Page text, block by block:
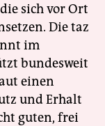
sich vor Ort
Die taz
im
bundesweit
einen
und Erhalt
guten, frei